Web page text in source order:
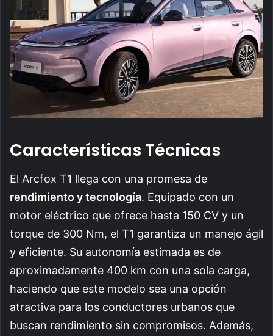
Características Técnicas
El Arcfox T1 llega con una promesa de
rendimiento y tecnología. Equipado con un
motor eléctrico que ofrece hasta 150 CV y un
torque de 300 Nm, el T1 garantiza un manejo ágil
y eficiente. Su autonomía estimada es de
aproximadamente 400 km con una sola carga,
haciendo que este modelo sea una opción
atractiva para los conductores urbanos que
buscan rendimiento sin compromisos. Además,